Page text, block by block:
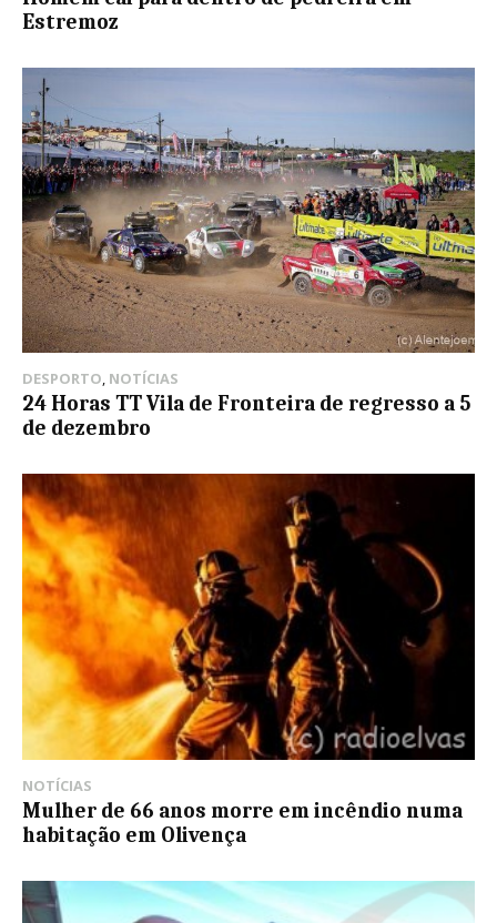
Estremoz
DESPORTO, NOTÍCIAS
24 Horas TT Vila de Fronteira de regresso a 5
de dezembro
NOTÍCIAS
Mulher de 66 anos morre em incêndio numa
habitação em Olivença